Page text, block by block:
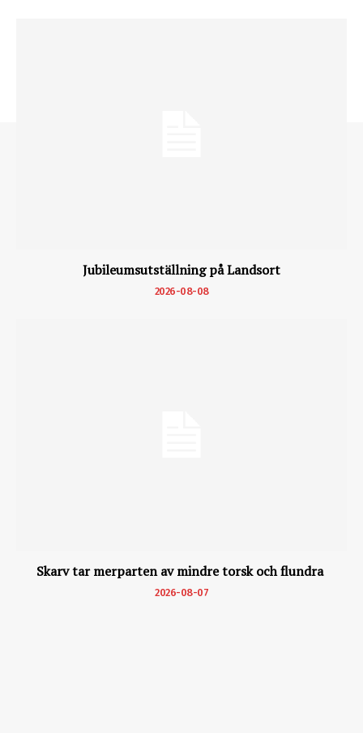
Jubileumsutställning på Landsort
2026-08-08
Skarv tar merparten av mindre torsk och flundra
2026-08-07